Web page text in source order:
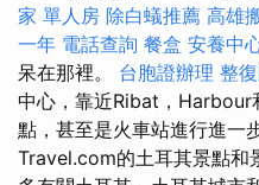
家 單人房 除白蟻推薦 高雄
一年 電話查詢 餐盒 安養中
呆在那裡。 台胞證辦理 整
中心，靠近Ribat，Harbour
點，甚至是火車站進行進一
Travel.com的土耳其景點和